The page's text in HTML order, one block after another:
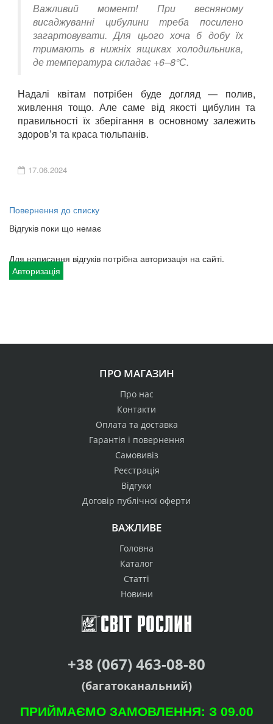
Важливий момент! При весняному
висаджуванні цибулини треба посилено
загартовувати. Для цього хоча б добу їх
тримають в нижніх ящиках холодильника,
де температура складає +6–8°С.
Надалі квітам потрібен буде догляд — полив,
живлення тощо. Але саме від якості цибулин та
правильності їх зберігання в основному залежить
здоров’я та краса тюльпанів.
17.06.2024
Повернення до списку
Відгуків поки що немає
Для написання відгуків потрібна авторизація на сайті.
Авторизація
ПРО МАГАЗИН
Про нас
Контакти
Оплата та доставка
Гарантія і повернення
Самовивіз
Реєстрація
Відгуки
Договір публічної оферти
ВАЖЛИВЕ
Головна
Каталог
Статті
Новини
+38 (067) 463-08-80
(багатоканальний)
ПРИЙМАЄМО ЗАМОВЛЕННЯ: З 09.00